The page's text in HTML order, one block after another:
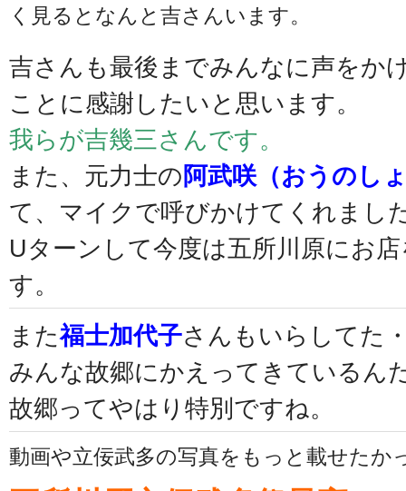
く見るとなんと吉さんいます。
吉さんも最後までみんなに声をか
ことに感謝したいと思います。
我らが吉幾三さんです。
また、元力士の阿武咲（おうのし
て、マイクで呼びかけてくれまし
Uターンして今度は五所川原にお
す。
また福士加代子さんもいらしてた
みんな故郷にかえってきているん
故郷ってやはり特別ですね。
動画や立佞武多の写真をもっと載せたか